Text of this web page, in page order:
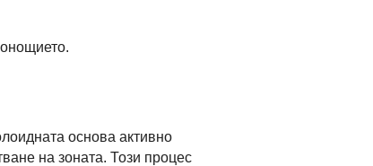
основа активно
на зоната. Този процес